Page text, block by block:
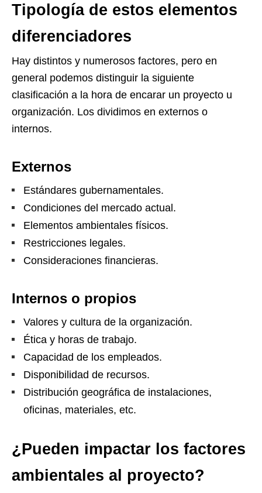
Tipología de estos elementos
diferenciadores
Hay distintos y numerosos factores, pero en
general podemos distinguir la siguiente
clasificación a la hora de encarar un proyecto u
organización. Los dividimos en externos o
internos.
Externos
Estándares gubernamentales.
Condiciones del mercado actual.
Elementos ambientales físicos.
Restricciones legales.
Consideraciones financieras.
Internos o propios
Valores y cultura de la organización.
Ética y horas de trabajo.
Capacidad de los empleados.
Disponibilidad de recursos.
Distribución geográfica de instalaciones,
oficinas, materiales, etc.
¿Pueden impactar los factores
ambientales al proyecto?